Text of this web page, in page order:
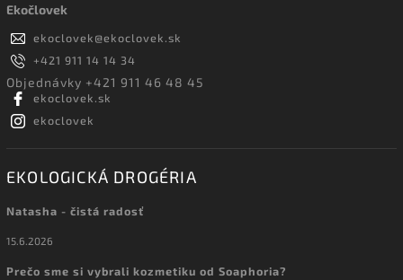
Ekočlovek
ekoclovek@ekoclovek.sk
+421 911 14 14 34
Objednávky +421 911 46 48 45
ekoclovek.sk
ekoclovek
EKOLOGICKÁ DROGÉRIA
Natasha - čistá radosť
15.6.2026
Prečo sme si vybrali kozmetiku od Soaphoria?